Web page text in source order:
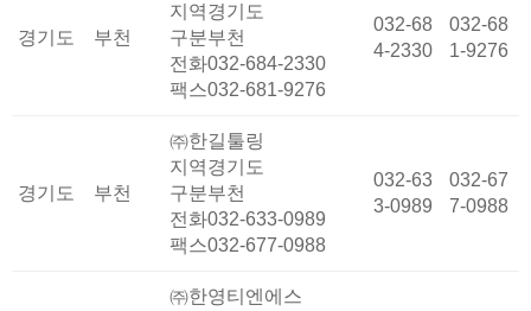
경기도 부천
지역경기도
구분부천
전화032-684-2330
팩스032-681-9276
032-68
4-2330
032-68
1-9276
경기도 부천
㈜한길툴링
지역경기도
구분부천
전화032-633-0989
팩스032-677-0988
032-63
3-0989
032-67
7-0988
㈜한영티엔에스